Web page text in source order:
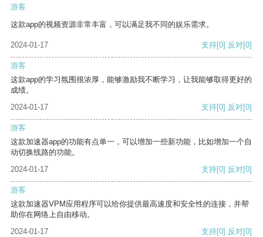
游客
这款app的视频资源非常丰富，可以满足我不同的娱乐需求。
2024-01-17 支持[0] 反对[0]
游客
这款app的学习氛围很浓厚，能够激励我不断学习，让我能够取得更好的
成绩。
2024-01-17
支持[0] 反对[0]
游客
这款加速器app的功能有点单一，可以增加一些新功能，比如增加一个自
动切换线路的功能。
2024-01-17
支持[0] 反对[0]
游客
这款加速器VPM应用程序可以给你提供最高速度和安全性的连接，并帮
助你在网络上自由移动。
2024-01-17
支持[0] 反对[0]